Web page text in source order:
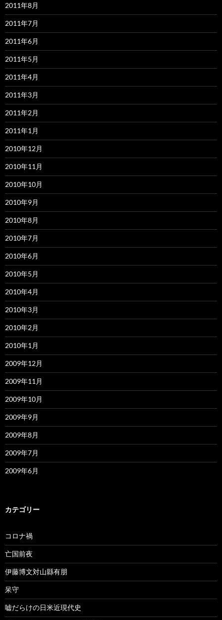
2011年8月
2011年7月
2011年6月
2011年5月
2011年4月
2011年3月
2011年2月
2011年1月
2010年12月
2010年11月
2010年10月
2010年9月
2010年8月
2010年7月
2010年6月
2010年5月
2010年4月
2010年3月
2010年2月
2010年1月
2009年12月
2009年11月
2009年10月
2009年9月
2009年8月
2009年7月
2009年6月
カテゴリー
コロナ禍
亡国前夜
伊藤博文対山縣有朋
呆守
嘘だらけの日米近現代史